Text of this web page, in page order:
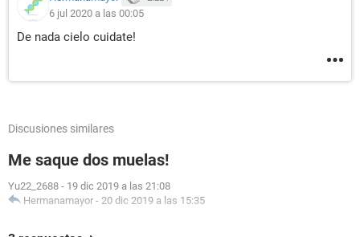
6 jul 2020 a las 00:05
De nada cielo cuidate!
Discusiones similares
Me saque dos muelas!
Yu22_2688 - 19 dic 2019 a las 21:08
Hermanamayor - 20 dic 2019 a las 15:35